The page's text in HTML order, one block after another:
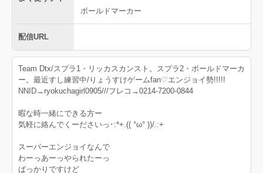
ボールドマーカー
配信URL
Team Dtx/スプラ1・リッカスカンスト。スプラ2・ボールドマーカ
ー。最近すし練習中/りょうすけゲームfan♡エンジョイ勢!!!!!
NNID→ryokuchagirl0905///フレコ→0214-7200-0844
暇な時一緒にできる方ー
気軽に絡んでくーださいっ･:*+.(( °ω° ))/.:+
スーパーエンジョイなんで
わーっあーっやられたーっ
ばっかりですけど